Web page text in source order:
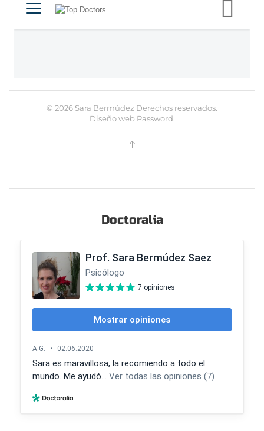
© 2026 Sara Bermúdez Derechos reservados.
Diseño web Password.
Doctoralia